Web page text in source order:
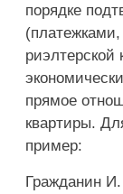
порядке
прямое
квартиры.
пример:
Гражданин И.